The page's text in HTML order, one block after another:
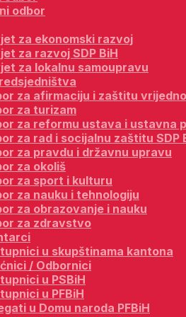
odbor
za ekonomski razvoj
za razvoj SDP BiH
za lokalnu samoupravu
za afirmaciju i zaštitu
za turizam
za reformu ustava i ustavna
za rad i socijalnu zaštitu SDP
za pravdu i državnu upravu
za okoliš
za sport i kulturu
za nauku i tehnologiju
za obrazovanje i nauku
za zdravstvo
u skupštinama kantona
/ Odbornici
u PSBiH
u PFBiH
u Domu naroda PFBiH